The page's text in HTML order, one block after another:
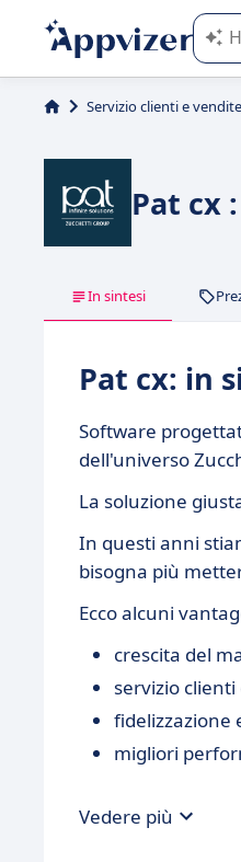
Servizio clienti e vendite
Pat cx
In sintesi
Pat cx: in
Software
dell'universo
La soluzione
In questi anni
bisogna più
Ecco alcuni
crescita del
servizio
fidelizzazione
migliori
Vedere più